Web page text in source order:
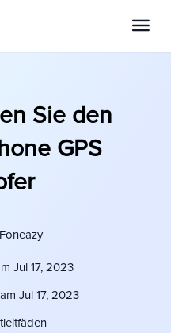
Sie den
GPS
Foneazy
Jul 17, 2023
Jul 17, 2023